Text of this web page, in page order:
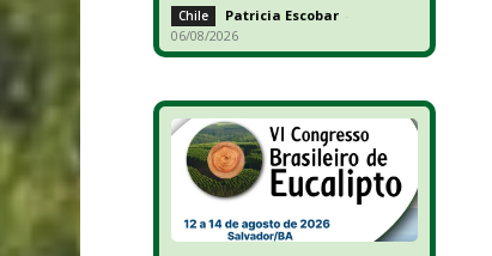
Chile Patricia Escobar -
06/08/2026